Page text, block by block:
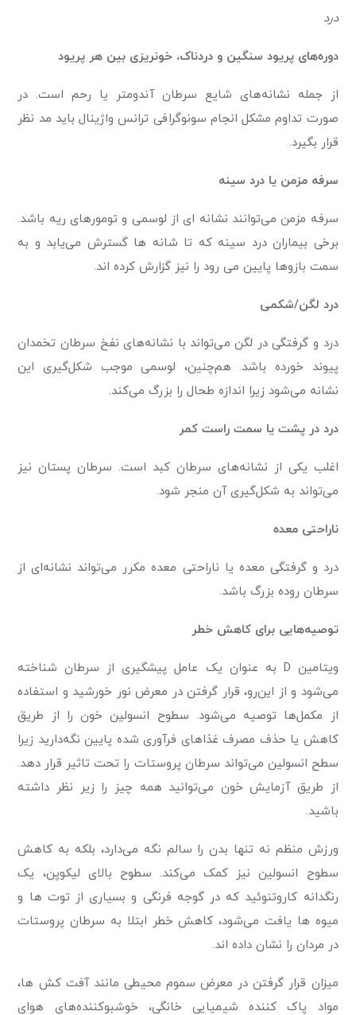
درد
دوره‌های پریود سنگین و دردناک، خونریزی بین هر پریود
از جمله نشانه‌های شایع سرطان آندومتر یا رحم است. در
صورت تداوم مشکل انجام سونوگرافی ترانس واژینال باید مد نظر
قرار بگیرد.
سرفه مزمن یا درد سینه
سرفه مزمن می‌توانند نشانه ای از لوسمی و تومورهای ریه باشد.
برخی بیماران درد سینه که تا شانه ها گسترش می‌یابد و به
سمت بازوها پایین می رود را نیز گزارش کرده اند.
درد لگن/شکمی
درد و گرفتگی در لگن می‌تواند با نشانه‌های نفخ سرطان تخمدان
پیوند خورده باشد. هم‌چنین، لوسمی موجب شکل‌گیری این
نشانه می‌شود زیرا اندازه طحال را بزرگ می‌کند.
درد در پشت یا سمت راست کمر
اغلب یکی از نشانه‌های سرطان کبد است. سرطان پستان نیز
می‌تواند به شکل‌گیری آن منجر شود.
ناراحتی معده
درد و گرفتگی معده یا ناراحتی معده مکرر می‌تواند نشانه‌ای از
سرطان روده بزرگ باشد.
توصیه‌هایی برای کاهش خطر
ویتامین D به عنوان یک عامل پیشگیری از سرطان شناخته
می‌شود و از این‌رو، قرار گرفتن در معرض نور خورشید و استفاده
از مکمل‌ها توصیه می‌شود. سطوح انسولین خون را از طریق
کاهش یا حذف مصرف غذاهای فرآوری شده پایین نگه‌دارید زیرا
سطح انسولین می‌تواند سرطان پروستات را تحت تاثیر قرار دهد.
از طریق آزمایش خون می‌توانید همه چیز را زیر نظر داشته
باشید.
ورزش منظم نه تنها بدن را سالم نگه می‌دارد، بلکه به کاهش
سطوح انسولین نیز کمک می‌کند. سطوح بالای لیکوپن، یک
رنگدانه کاروتنوئید که در گوجه فرنگی و بسیاری از توت ها و
میوه ها یافت می‌شود، کاهش خطر ابتلا به سرطان پروستات
در مردان را نشان داده اند.
میزان قرار گرفتن در معرض سموم محیطی مانند آفت کش ها،
مواد پاک کننده شیمیایی خانگی، خوشبوکننده‌های هوای